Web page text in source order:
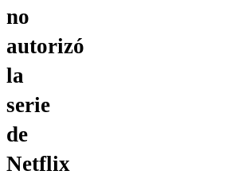
no
autorizó
la
serie
de
Netflix